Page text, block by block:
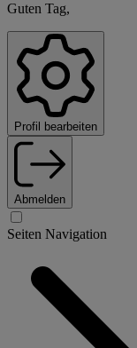
Guten Tag,
Profil bearbeiten
Abmelden
Seiten Navigation